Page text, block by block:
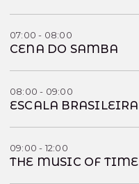
07:00 - 08:00
CENA DO SAMBA
08:00 - 09:00
ESCALA BRASILEIRA
09:00 - 12:00
THE MUSIC OF TIME